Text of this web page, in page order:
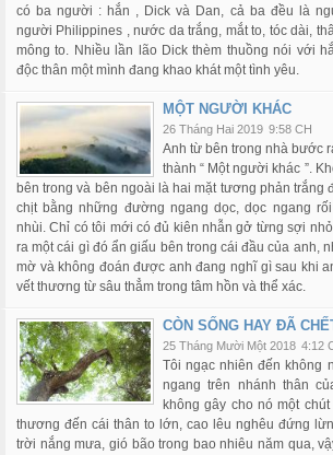
có ba người : hắn , Dick và Dan, cả ba đều là
người Philippines , nước da trắng, mắt to, tóc dài,
mông to. Nhiều lần lão Dick thèm thuồng nói với
độc thân một mình đang khao khát một tình yêu.
MỘT NGƯỜI KHÁC
26 Tháng Hai 2019 9:58 CH
Anh từ bên trong nhà bước
thành “ Một người khác ”.
bên trong và bên ngoài là hai mặt tương phản trắng
chịt bằng những đường ngang dọc, dọc ngang
nhùi. Chỉ có tôi mới có đủ kiên nhẫn gở từng sợi
ra một cái gì đó ẩn giấu bên trong cái đầu của anh,
mờ và không đoán được anh đang nghĩ gì sau khi
vết thương từ sâu thẳm trong tâm hồn và thể xác.
CÒN SỐNG HAY ĐÃ
25 Tháng Mười Một 2018 4:12
Tôi ngạc nhiên đến không
ngang trên nhánh thân
không gây cho nó một
thương đến cái thân to lớn, cao lêu nghêu đứng
trời nắng mưa, gió bão trong bao nhiêu năm qua,